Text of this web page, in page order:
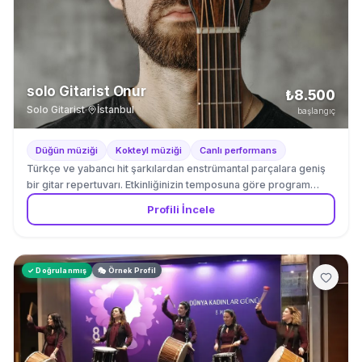
solo Gitarist Onur
Solo Gitarist· İstanbul
₺8.500
başlangıç
Düğün müziği Kokteyl müziği Canlı performans
Türkçe ve yabancı hit şarkılardan enstrümantal parçalara geniş
bir gitar repertuvarı. Etkinliğinizin temposuna göre program
esnetilir.
Profili İncele
✓ Doğrulanmış 🎭 Örnek Profil